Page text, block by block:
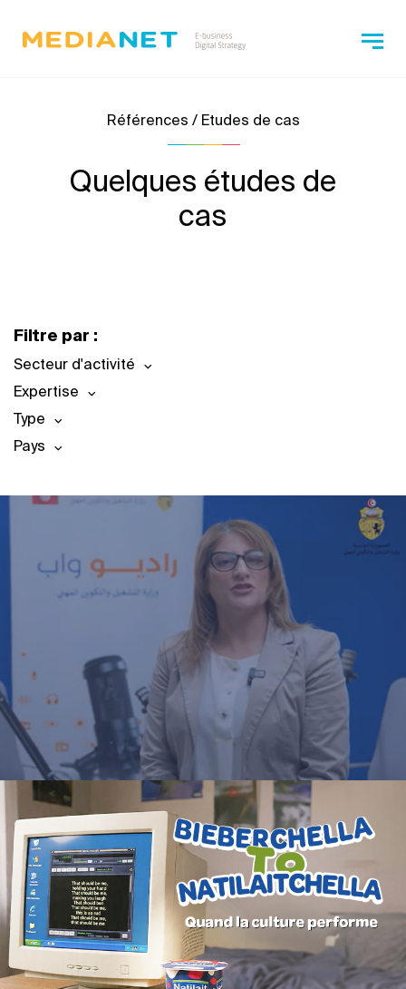
Références / Etudes de cas
Quelques études de
cas
Filtre par :
Secteur d'activité
Expertise
Type
Pays